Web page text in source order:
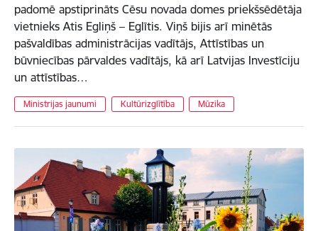
padomē apstiprināts Cēsu novada domes priekšsēdētāja
vietnieks Atis Egliņš – Eglītis. Viņš bijis arī minētās
pašvaldības administrācijas vadītājs, Attīstības un
būvniecības pārvaldes vadītājs, kā arī Latvijas Investīciju
un attīstības…
Ministrijas jaunumi Kultūrizglītība Mūzika